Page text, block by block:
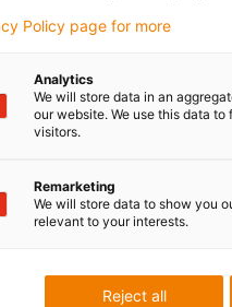
semifabricatului PET. Acesta are un
Policy page for more
Analytics
We will store data in an
our website. We use this data
visitors.
Remarketing
We will store data to show you
relevant to your interests.
Reject all